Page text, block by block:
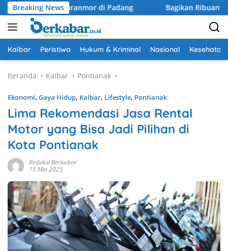
Langsung
ke
konten
Breaking News
Curanmor di Padang Bagikan Ribuan Bendera,
Kalbar Peristiwa Hukum & Kriminal Nasional Kesehatan
Beranda Kalbar Pontianak
Ekonomi, Gaya Hidup, Kalbar, Lifestyle, Pontianak
Lima Rekomendasi Jasa Rental
Motor yang Bisa Jadi Pilihan di
Kota Pontianak
Redaksi Berkabar
15 Mei 2025